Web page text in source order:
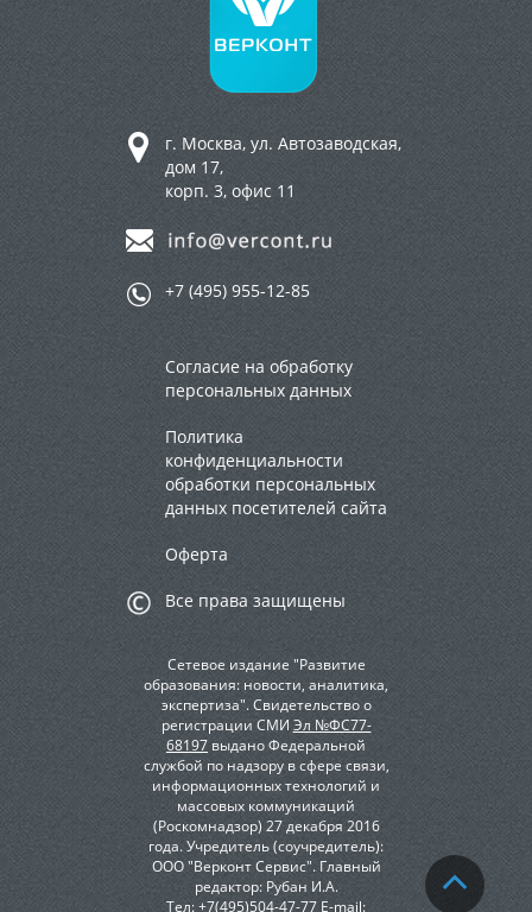
г. Москва, ул. Автозаводская,
дом 17,
корп. 3, офис 11
+7 (495) 955-12-85
Согласие на обработку
персональных данных
Политика
конфиденциальности
обработки персональных
данных посетителей сайта
Оферта
Все права защищены
Сетевое издание "Развитие
образования: новости, аналитика,
экспертиза". Свидетельство о
регистрации СМИ Эл №ФС77-
68197выдано Федеральной
службой по надзору в сфере связи,
информационных технологий и
массовых коммуникаций
(Роскомнадзор) 27 декабря 2016
года. Учредитель (соучредитель):
ООО "Верконт Сервис". Главный
редактор: Рубан И.А.
Тел: +7(495)504-47-77 E-mail: